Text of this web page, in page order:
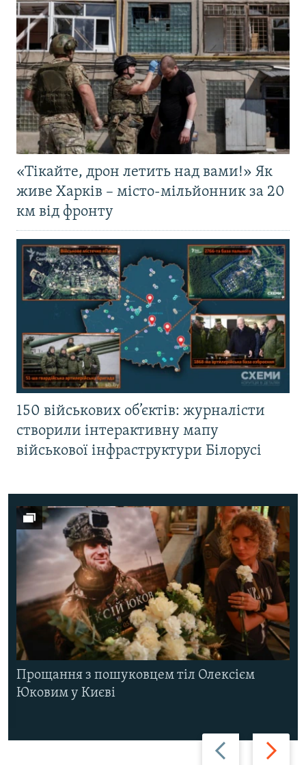
«Тікайте, дрон летить над вами!» Як
живе Харків – місто-мільйонник за 20
км від фронту
150 військових об’єктів: журналісти
створили інтерактивну мапу
військової інфраструктури Білорусі
Назад Вперед
Прощання з пошуковцем тіл Олексієм
Юковим у Києві